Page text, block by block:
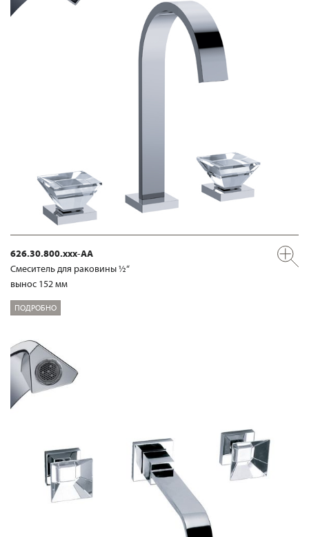
626.30.800.xxx-AA
Смеситель для раковины ½“
вынос 152 мм
ПОДРОБНО